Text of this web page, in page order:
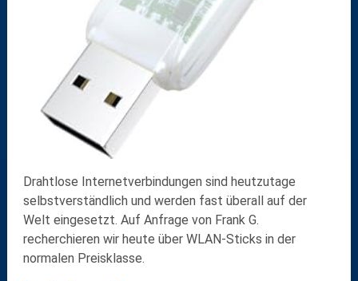
Drahtlose Internetverbindungen sind heutzutage
selbstverständlich und werden fast überall auf der
Welt eingesetzt. Auf Anfrage von Frank G.
recherchieren wir heute über WLAN-Sticks in der
normalen Preisklasse.